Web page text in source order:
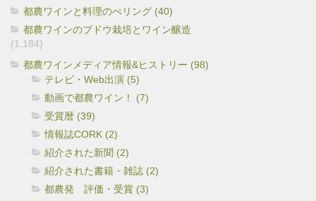
都農ワインと料理のぺリング (40)
都農ワインのブドウ栽培とワイン醸造
(1,184)
都農ワインメディア情報&ヒストリー (98)
テレビ・Web出演 (5)
動画で都農ワイン！ (7)
受賞暦 (39)
情報誌CORK (2)
紹介された新聞 (2)
紹介された書籍・雑誌 (2)
都農発 評価・受賞 (3)